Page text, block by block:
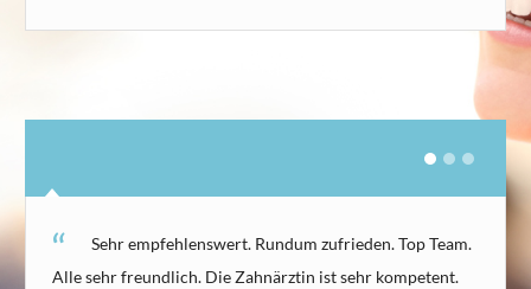
Sehr empfehlenswert. Rundum zufrieden. Top Team.
Alle sehr freundlich. Die Zahnärztin ist sehr kompetent.